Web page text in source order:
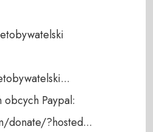
obcych Paypal:
donate/?hosted...